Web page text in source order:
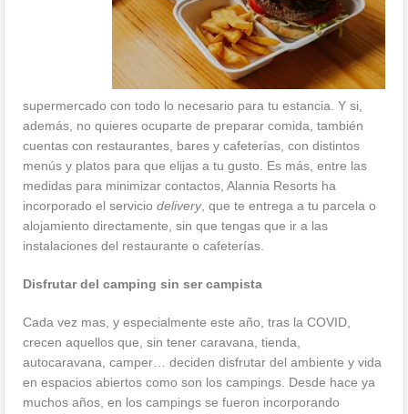
supermercado con todo lo necesario para tu estancia. Y si,
además, no quieres ocuparte de preparar comida, también
cuentas con restaurantes, bares y cafeterías, con distintos
menús y platos para que elijas a tu gusto. Es más, entre las
medidas para minimizar contactos, Alannia Resorts ha
incorporado el serviciodelivery, que te entrega a tu parcela o
alojamiento directamente, sin que tengas que ir a las
instalaciones del restaurante o cafeterías.
Disfrutar del camping sin ser campista
Cada vez mas, y especialmente este año, tras la COVID,
crecen aquellos que, sin tener caravana, tienda,
autocaravana, camper… deciden disfrutar del ambiente y vida
en espacios abiertos como son los campings. Desde hace ya
muchos años, en los campings se fueron incorporando